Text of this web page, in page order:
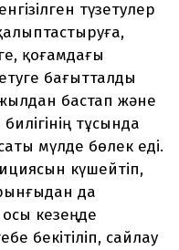
түзетулер
қоғамдағы
бағытталды
бастап және
тұсында
мүлде бөлек еді.
күшейтіп,
да
кезеңде
бекітіліп, сайлау